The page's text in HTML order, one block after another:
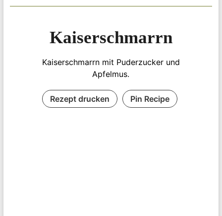
Kaiserschmarrn
Kaiserschmarrn mit Puderzucker und
Apfelmus.
Rezept drucken Pin Recipe